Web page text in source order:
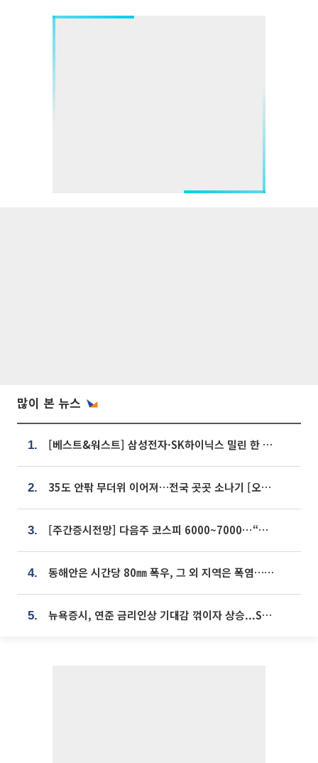
많이 본 뉴스
1. [베스트&워스트] 삼성전자·SK하이닉스 밀린 한 주…상상인증권은 85% 급등
2. 35도 안팎 무더위 이어져…전국 곳곳 소나기 [오늘 날씨]
3. [주간증시전망] 다음주 코스피 6000~7000⋯“外人 수급은 정책이 변수”
4. 동해안은 시간당 80㎜ 폭우, 그 외 지역은 폭염…‘극과 극 날씨’
5. 뉴욕증시, 연준 금리인상 기대감 꺾이자 상승...S&P500 사상 최고치 [종합]